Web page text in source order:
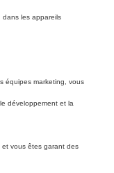
dans les appareils
équipes marketing, vous
développement et la
et vous êtes garant des